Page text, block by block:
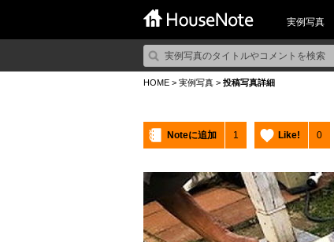
実例写真
HOME > 実例写真 > 投稿写真詳細
Noteに追加 1 Like! 0